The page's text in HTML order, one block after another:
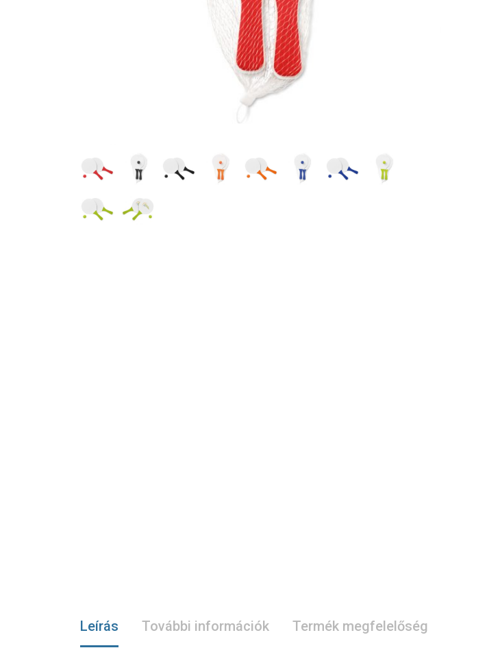
Leírás További információk Termék megfelelőség